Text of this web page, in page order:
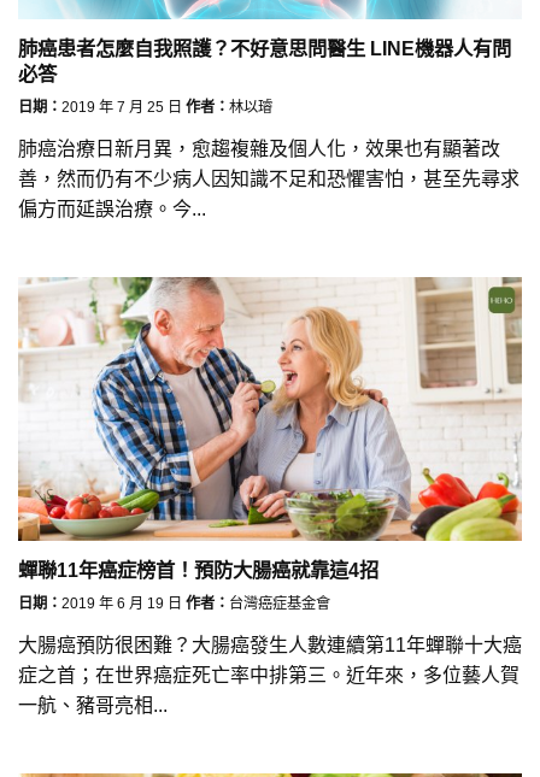
肺癌患者怎麼自我照護？不好意思問醫生 LINE機器人有問
必答
日期： 2019 年 7 月 25 日 作者： 林以璿
肺癌治療日新月異，愈趨複雜及個人化，效果也有顯著改
善，然而仍有不少病人因知識不足和恐懼害怕，甚至先尋求
偏方而延誤治療。今...
蟬聯11年癌症榜首！預防大腸癌就靠這4招
日期： 2019 年 6 月 19 日 作者： 台灣癌症基金會
大腸癌預防很困難？大腸癌發生人數連續第11年蟬聯十大癌
症之首；在世界癌症死亡率中排第三。近年來，多位藝人賀
一航、豬哥亮相...